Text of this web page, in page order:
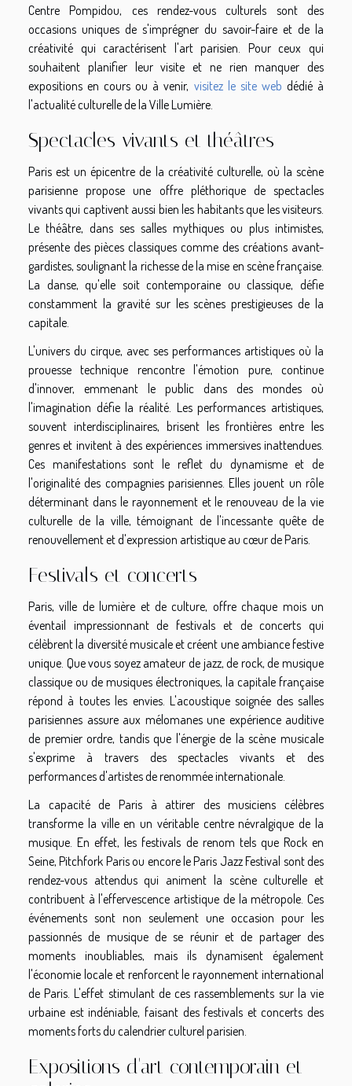
Centre Pompidou, ces rendez-vous culturels sont des
occasions uniques de s'imprégner du savoir-faire et de la
créativité qui caractérisent l'art parisien. Pour ceux qui
souhaitent planifier leur visite et ne rien manquer des
expositions en cours ou à venir, visitez le site web dédié à
l'actualité culturelle de la Ville Lumière.
Spectacles vivants et théâtres
Paris est un épicentre de la créativité culturelle, où la scène
parisienne propose une offre pléthorique de spectacles
vivants qui captivent aussi bien les habitants que les visiteurs.
Le théâtre, dans ses salles mythiques ou plus intimistes,
présente des pièces classiques comme des créations avant-
gardistes, soulignant la richesse de la mise en scène française.
La danse, qu'elle soit contemporaine ou classique, défie
constamment la gravité sur les scènes prestigieuses de la
capitale.
L'univers du cirque, avec ses performances artistiques où la
prouesse technique rencontre l'émotion pure, continue
d'innover, emmenant le public dans des mondes où
l'imagination défie la réalité. Les performances artistiques,
souvent interdisciplinaires, brisent les frontières entre les
genres et invitent à des expériences immersives inattendues.
Ces manifestations sont le reflet du dynamisme et de
l'originalité des compagnies parisiennes. Elles jouent un rôle
déterminant dans le rayonnement et le renouveau de la vie
culturelle de la ville, témoignant de l'incessante quête de
renouvellement et d'expression artistique au cœur de Paris.
Festivals et concerts
Paris, ville de lumière et de culture, offre chaque mois un
éventail impressionnant de festivals et de concerts qui
célèbrent la diversité musicale et créent une ambiance festive
unique. Que vous soyez amateur de jazz, de rock, de musique
classique ou de musiques électroniques, la capitale française
répond à toutes les envies. L'acoustique soignée des salles
parisiennes assure aux mélomanes une expérience auditive
de premier ordre, tandis que l'énergie de la scène musicale
s'exprime à travers des spectacles vivants et des
performances d'artistes de renommée internationale.
La capacité de Paris à attirer des musiciens célèbres
transforme la ville en un véritable centre névralgique de la
musique. En effet, les festivals de renom tels que Rock en
Seine, Pitchfork Paris ou encore le Paris Jazz Festival sont des
rendez-vous attendus qui animent la scène culturelle et
contribuent à l'effervescence artistique de la métropole. Ces
événements sont non seulement une occasion pour les
passionnés de musique de se réunir et de partager des
moments inoubliables, mais ils dynamisent également
l'économie locale et renforcent le rayonnement international
de Paris. L'effet stimulant de ces rassemblements sur la vie
urbaine est indéniable, faisant des festivals et concerts des
moments forts du calendrier culturel parisien.
Expositions d'art contemporain et